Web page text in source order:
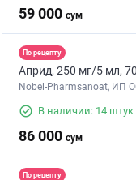
59 000 сум
По рецепту
Априд, 250 мг/5 мл,
Nobel-Pharmsanoat, ИП
В наличии: 14 штук
86 000 сум
По рецепту